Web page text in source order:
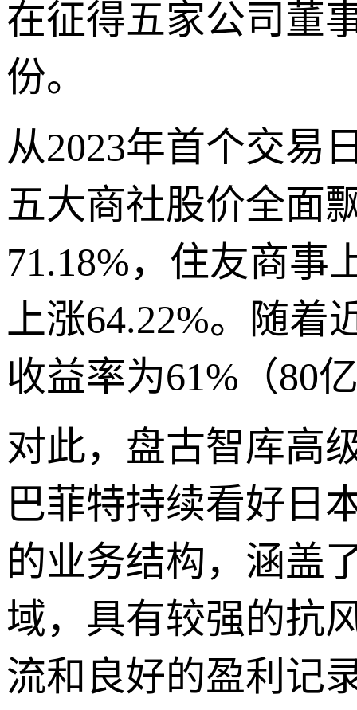
在征得五家公司董
份。
从2023年首个交易
五大商社股价全面
71.18%，住友商事
上涨64.22%。随着
收益率为61%（80
对此，盘古智库高
巴菲特持续看好日
的业务结构，涵盖
域，具有较强的抗
流和良好的盈利记